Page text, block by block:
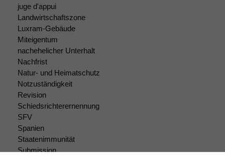
juge d'appui
Landwirtschaftszone
Luxram-Gebäude
Miteigentum
nachehelicher Unterhalt
Nachfrist
Natur- und Heimatschutz
Notzuständigkeit
Revision
Schiedsrichterernennung
SFV
Spanien
Staatenimmunität
Submission